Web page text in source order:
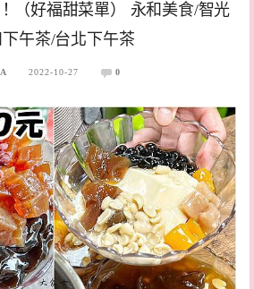
（好福甜菜單） 永和美食/智光
午茶/台北下午茶
2022-10-27 0